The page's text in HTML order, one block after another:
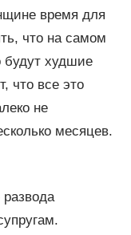
время для
что на самом
будут худшие
что все это
не
месяцев.